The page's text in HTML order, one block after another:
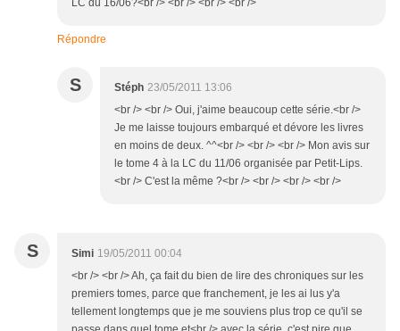
LC du 16/06?<br /> <br /> <br /> <br />
Répondre
S Stéph 23/05/2011 13:06
<br /> <br /> Oui, j'aime beaucoup cette série.<br />
Je me laisse toujours embarqué et dévore les livres
en moins de deux. ^^<br /> <br /> <br /> Mon avis sur
le tome 4 à la LC du 11/06 organisée par Petit-Lips.
<br /> C'est la même ?<br /> <br /> <br /> <br />
S Simi 19/05/2011 00:04
<br /> <br /> Ah, ça fait du bien de lire des chroniques sur les
premiers tomes, parce que franchement, je les ai lus y'a
tellement longtemps que je me souviens plus trop ce qu'il se